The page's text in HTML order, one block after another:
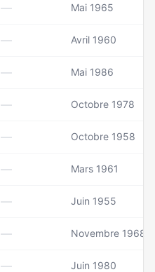
— Mai 1965
— Avril 1960
— Mai 1986
— Octobre 1978
— Octobre 1958
— Mars 1961
— Juin 1955
— Novembre 1968
— Juin 1980